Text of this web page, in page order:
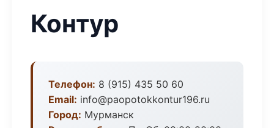
Контур
Телефон: 8 (915) 435 50 60
Email: info@paopotokkontur196.ru
Город: Мурманск